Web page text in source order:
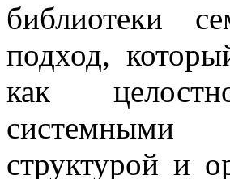
библиотеки
подход,
как
системными
структурой и